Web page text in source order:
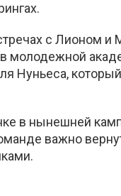
с Лионом и
молодежной
Нуньеса,
в нынешней
важно